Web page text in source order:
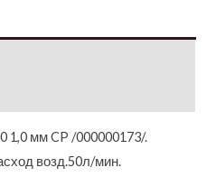
1,0 мм CP /000000173/.
возд.50л/мин.